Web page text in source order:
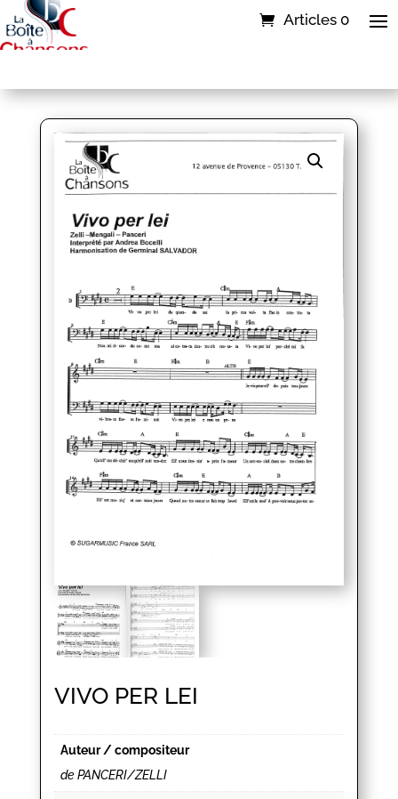
Articles 0
VIVO PER LEI
Auteur / compositeur
de PANCERI/ZELLI